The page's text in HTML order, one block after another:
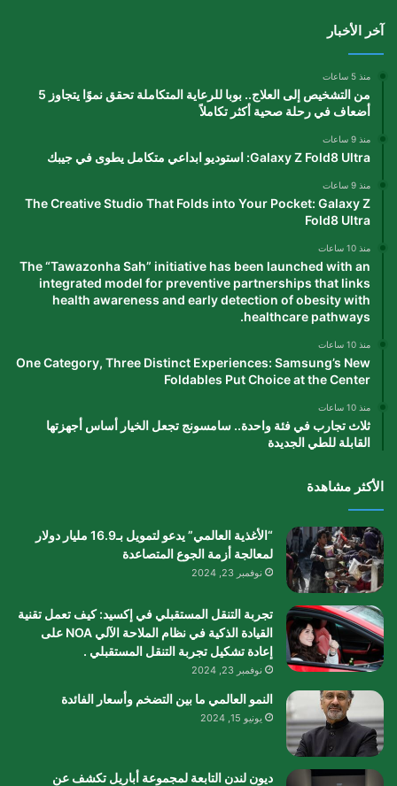
آخر الأخبار
منذ 5 ساعات
من التشخيص إلى العلاج.. بوبا للرعاية المتكاملة تحقق نموًا يتجاوز 5
أضعاف في رحلة صحية أكثر تكاملاً
منذ 9 ساعات
Galaxy Z Fold8 Ultra: استوديو ابداعي متكامل يطوى في جيبك
منذ 9 ساعات
The Creative Studio That Folds into Your Pocket: Galaxy Z
Fold8 Ultra
منذ 10 ساعات
The “Tawazonha Sah” initiative has been launched with an
integrated model for preventive partnerships that links
health awareness and early detection of obesity with
healthcare pathways.
منذ 10 ساعات
One Category, Three Distinct Experiences: Samsung’s New
Foldables Put Choice at the Center
منذ 10 ساعات
ثلاث تجارب في فئة واحدة.. سامسونج تجعل الخيار أساس أجهزتها
القابلة للطي الجديدة
الأكثر مشاهدة
“الأغذية العالمي” يدعو لتمويل بـ16.9 مليار دولار
لمعالجة أزمة الجوع المتصاعدة
نوفمبر 23, 2024
تجربة التنقل المستقبلي في إكسيد: كيف تعمل تقنية
القيادة الذكية في نظام الملاحة الآلي NOA على
إعادة تشكيل تجربة التنقل المستقبلي .
نوفمبر 23, 2024
النمو العالمي ما بين التضخم وأسعار الفائدة
يونيو 15, 2024
ديون لندن التابعة لمجموعة أباريل تكشف عن